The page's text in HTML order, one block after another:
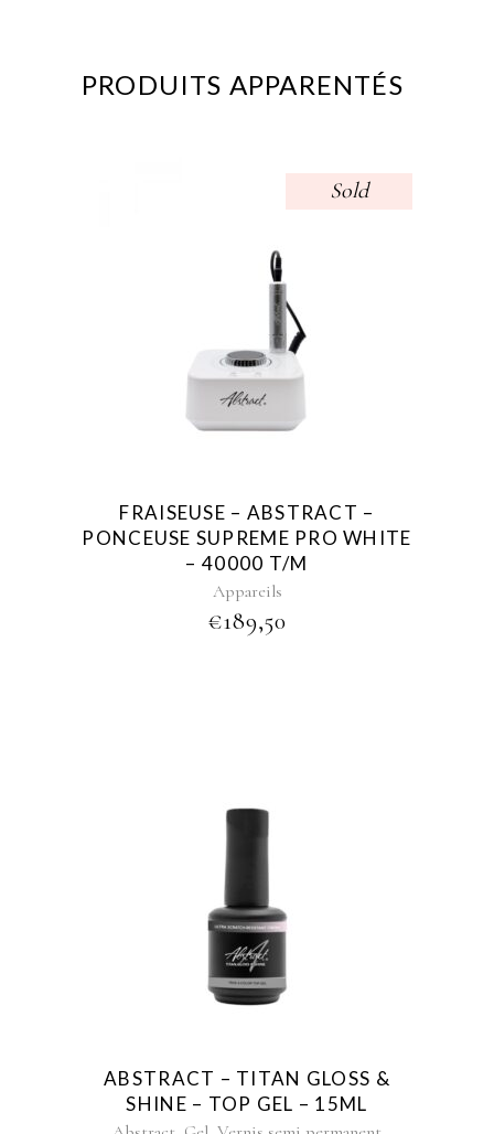
PRODUITS APPARENTÉS
Sold
FRAISEUSE – ABSTRACT –
PONCEUSE SUPREME PRO WHITE
– 40000 T/M
Appareils
€189,50
ABSTRACT – TITAN GLOSS &
SHINE – TOP GEL – 15ML